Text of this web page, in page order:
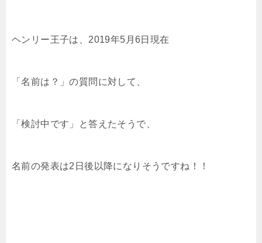
ヘンリー王子は、2019年5月6日現在
「名前は？」の質問に対して、
「検討中です」と答えたそうで、
名前の発表は2日後以降になりそうですね！！